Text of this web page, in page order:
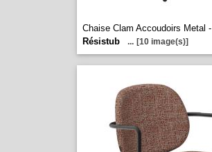
Chaise Clam Accoudoirs Metal -
Résistub
... [10 image(s)]